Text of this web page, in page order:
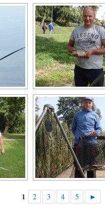
1 2 3 4 5 ►